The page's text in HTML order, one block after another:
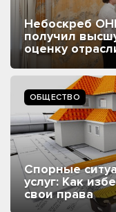
Небоскреб
получил
оценку
ОБЩЕСТВО
Спорные
услуг: Как
свои права